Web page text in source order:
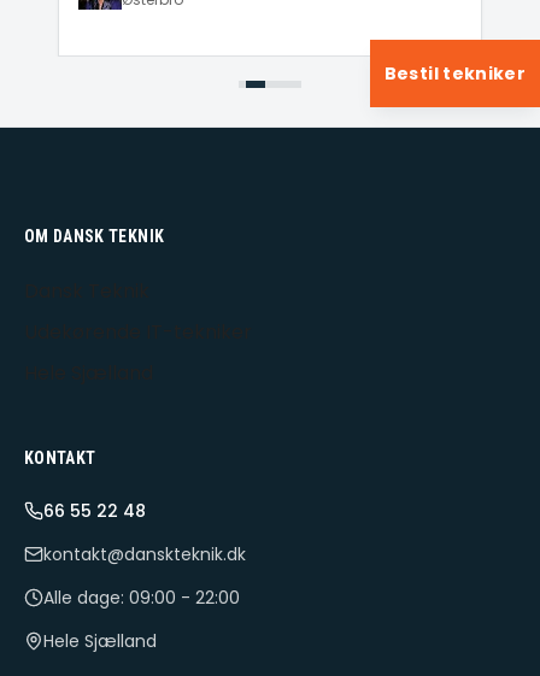
OM DANSK TEKNIK
KONTAKT
66 55 22 48
kontakt@danskteknik.dk
Alle dage: 09:00 - 22:00
Hele Sjælland
Bestil tekniker